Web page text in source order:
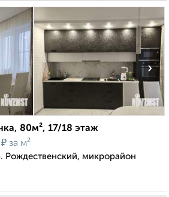
›
80м², 17/18 этаж
₽ за м²
Рождественский, микрорайон